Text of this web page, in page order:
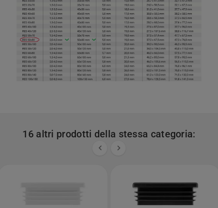
16 altri prodotti della stessa categoria:
 